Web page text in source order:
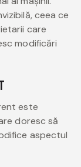
ceea ce
care
modificări
este
doresc să
aspectul